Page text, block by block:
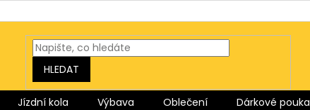
HLEDAT
Jízdní kola Výbava Oblečení Dárkové